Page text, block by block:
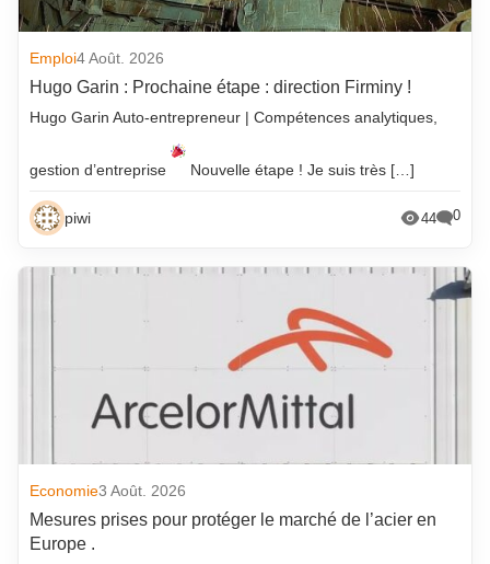
Emploi4 Août. 2026
Hugo Garin : Prochaine étape : direction Firminy !
Hugo Garin Auto-entrepreneur | Compétences analytiques,
gestion d’entreprise Nouvelle étape ! Je suis très […]
piwi 44 0
Economie3 Août. 2026
Mesures prises pour protéger le marché de l’acier en
Europe .